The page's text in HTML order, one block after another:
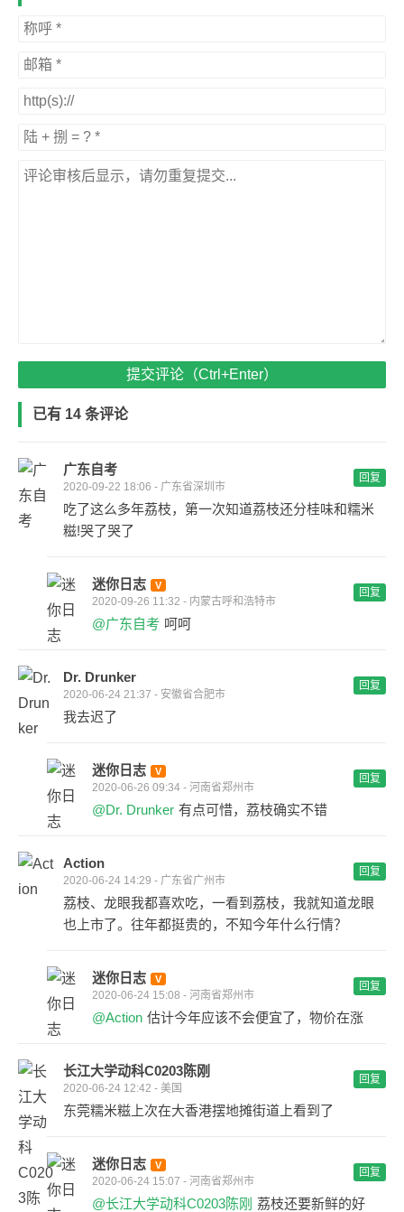
提交评论（Ctrl+Enter）
已有 14 条评论
广东自考
2020-09-22 18:06 - 广东省深圳市
回复
吃了这么多年荔枝，第一次知道荔枝还分桂味和糯米
糍!哭了哭了
迷你日志
2020-09-26 11:32 - 内蒙古呼和浩特市
回复
@广东自考 呵呵
Dr. Drunker
2020-06-24 21:37 - 安徽省合肥市
回复
我去迟了
迷你日志
2020-06-26 09:34 - 河南省郑州市
回复
@Dr. Drunker 有点可惜，荔枝确实不错
Action
2020-06-24 14:29 - 广东省广州市
回复
荔枝、龙眼我都喜欢吃，一看到荔枝，我就知道龙眼
也上市了。往年都挺贵的，不知今年什么行情？
迷你日志
2020-06-24 15:08 - 河南省郑州市
回复
@Action 估计今年应该不会便宜了，物价在涨
长江大学动科C0203陈刚
2020-06-24 12:42 - 美国
回复
东莞糯米糍上次在大香港摆地摊街道上看到了
迷你日志
2020-06-24 15:07 - 河南省郑州市
回复
@长江大学动科C0203陈刚 荔枝还要新鲜的好